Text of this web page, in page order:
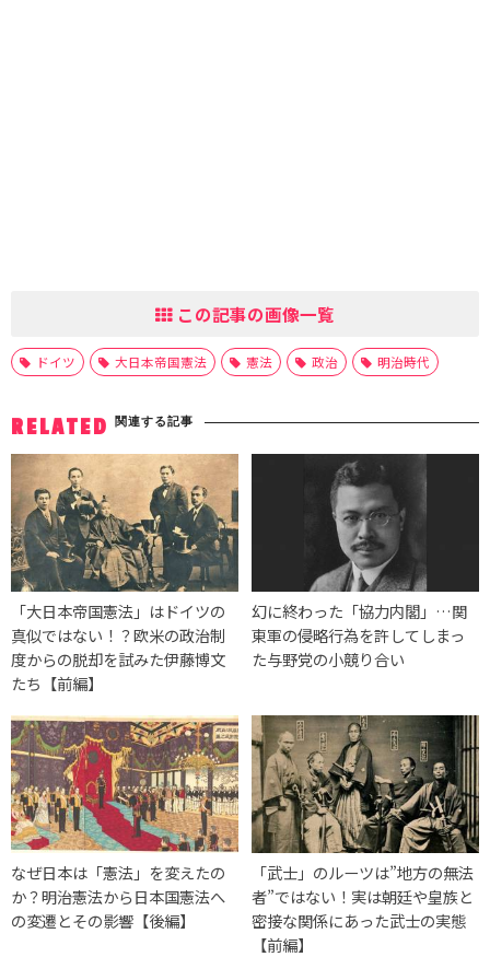
この記事の画像一覧
ドイツ 大日本帝国憲法 憲法 政治 明治時代
RELATED 関連する記事
「大日本帝国憲法」はドイツの
真似ではない！？欧米の政治制
度からの脱却を試みた伊藤博文
たち【前編】
幻に終わった「協力内閣」…関
東軍の侵略行為を許してしまっ
た与野党の小競り合い
なぜ日本は「憲法」を変えたの
か？明治憲法から日本国憲法へ
の変遷とその影響【後編】
「武士」のルーツは”地方の無法
者”ではない！実は朝廷や皇族と
密接な関係にあった武士の実態
【前編】